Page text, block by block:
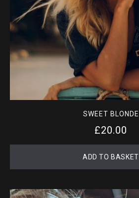
SWEET BLONDE
£20.00
ADD TO BASKET